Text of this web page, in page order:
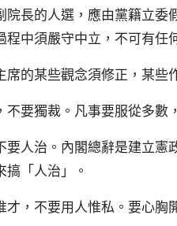
院長的人選，應由黨籍立委
程中須嚴守中立，不可有任
席的某些觀念須修正，某些
不要獨裁。凡事要服從多
要人治。內閣總辭是建立
「人治」。
才，不要用人惟私。要心